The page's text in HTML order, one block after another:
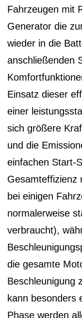
Fahrzeugen mit
Generator die
wieder in die
anschließenden
Einsatz dieser
einer
sich größere
und die
einfachen Start-
Gesamteffizienz
bei einigen
normalerweise
verbraucht),
die gesamte
Beschleunigung
kann besonders
Phase werden